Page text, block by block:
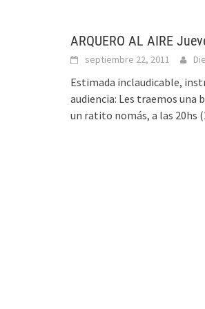
ARQUERO AL AIRE
septiembre 22, 2011
Estimada inclaudicable,
audiencia: Les traemos una
un ratito nomás, a las 20hs